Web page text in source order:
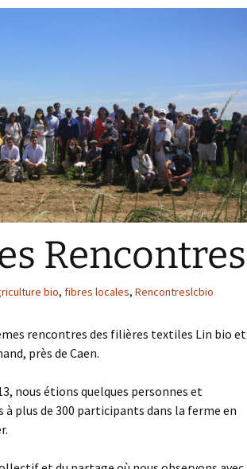
Franck
Guillaume
Joris Soenen
Collecte de données
Rencontres
bio, fibres locales, Rencontreslcbio
rencontres des filières textiles Lin bio et
près de Caen.
nous étions quelques personnes et
plus de 300 participants dans la ferme en